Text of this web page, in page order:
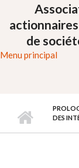
de
Menu principal
DES